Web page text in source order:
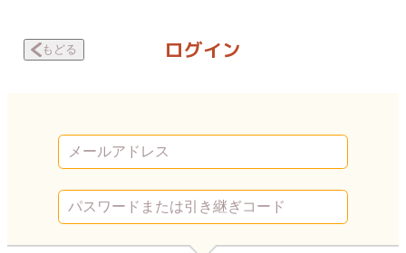
もどる ログイン